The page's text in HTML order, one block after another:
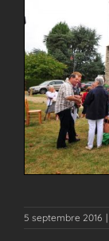
5 septembre 2016 |